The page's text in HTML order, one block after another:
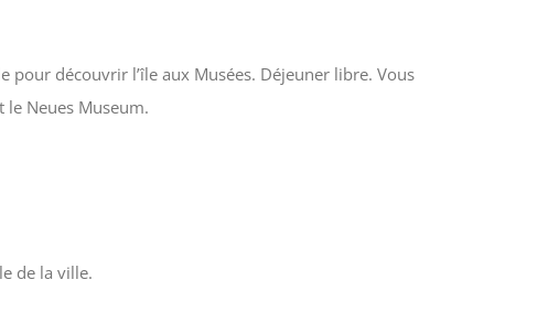
découvrir l’île aux Musées. Déjeuner libre. Vous
le Neues Museum.
de la ville.